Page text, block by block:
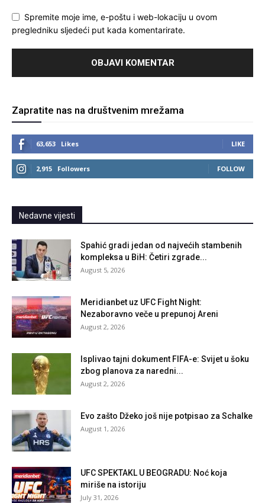
Spremite moje ime, e-poštu i web-lokaciju u ovom
pregledniku sljedeći put kada komentarirate.
Zapratite nas na društvenim mrežama
63,653 Likes LIKE
2,915 Followers FOLLOW
Nedavne vijesti
Spahić gradi jedan od najvećih stambenih
kompleksa u BiH: Četiri zgrade...
August 5, 2026
Meridianbet uz UFC Fight Night:
Nezaboravno veče u prepunoj Areni
August 2, 2026
Isplivao tajni dokument FIFA-e: Svijet u šoku
zbog planova za naredni...
August 2, 2026
Evo zašto Džeko još nije potpisao za Schalke
August 1, 2026
UFC SPEKTAKL U BEOGRADU: Noć koja
miriše na istoriju
July 31, 2026